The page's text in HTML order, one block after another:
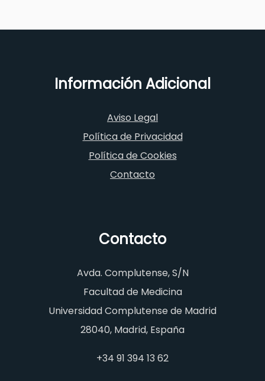
Información Adicional
Aviso Legal
Política de Privacidad
Política de Cookies
Contacto
Contacto
Avda. Complutense, S/N
Facultad de Medicina
Universidad Complutense de Madrid
28040, Madrid, España
+34 91 394 13 62